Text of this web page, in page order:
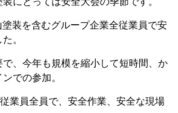
装を含むグループ企業全従業員で安
。
、今年も規模を縮小して短時間、か
での参加。
業員全員で、安全作業、安全な現場